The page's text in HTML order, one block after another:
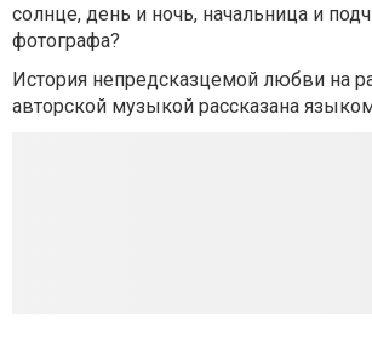
солнце, день и ночь, начальница и
фотографа?
История непредсказцемой любви на
авторской музыкой рассказана